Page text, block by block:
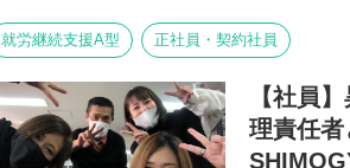
・施設外作業
・利用者様
・その他支
基本的に食
就労継続支援A型 正社員・契約社員
【社員
理責任